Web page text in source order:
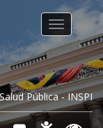
Pública - INSPI
Toggle